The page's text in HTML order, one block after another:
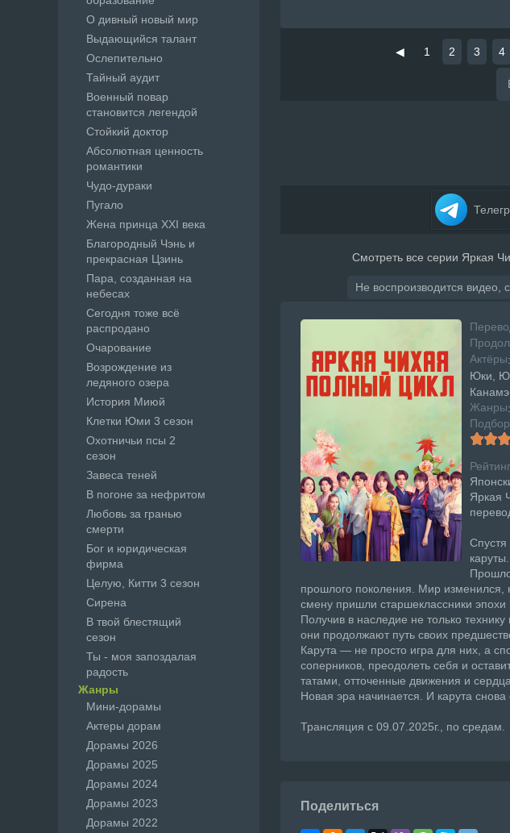
◀ 1 2 3 4
Смотреть все серии Яркая
Не воспроизводится видео,
Актёры
Юки,
Жанры:
Яркая
каруты.
прошлого поколения. Мир изменился,
смену пришли старшеклассники
Получив в наследие не только
они продолжают путь своих
Карута — не просто игра для них, а
соперников, преодолеть себя и
татами, отточенные движения и
Новая эра начинается. И карута снова
Трансляция с 09.07.2025г., по средам.
Поделиться
О дивный новый мир
Выдающийся талант
Ослепительно
Тайный аудит
Военный повар
становится легендой
Стойкий доктор
Абсолютная ценность
романтики
Чудо-дураки
Пугало
Жена принца XXI века
Благородный Чэнь и
прекрасная Цзинь
Пара, созданная на
небесах
Сегодня тоже всё
распродано
Очарование
Возрождение из
ледяного озера
История Миюй
Клетки Юми 3 сезон
Охотничьи псы 2
сезон
Завеса теней
В погоне за нефритом
Любовь за гранью
смерти
Бог и юридическая
фирма
Целую, Китти 3 сезон
Сирена
В твой блестящий
сезон
Ты - моя запоздалая
радость
Жанры
Мини-дорамы
Актеры дорам
Дорамы 2026
Дорамы 2025
Дорамы 2024
Дорамы 2023
Дорамы 2022